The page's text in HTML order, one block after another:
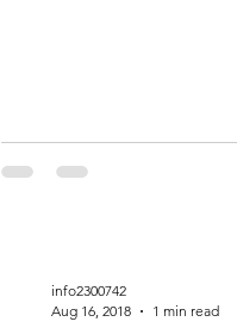
info2300742
Aug 16, 2018
1 min read